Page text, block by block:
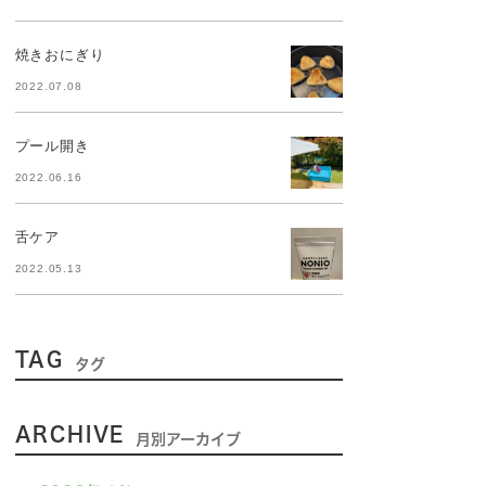
焼きおにぎり
2022.07.08
プール開き
2022.06.16
舌ケア
2022.05.13
TAG タグ
ARCHIVE 月別アーカイブ